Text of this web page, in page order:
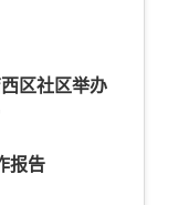
区社区举办
报告